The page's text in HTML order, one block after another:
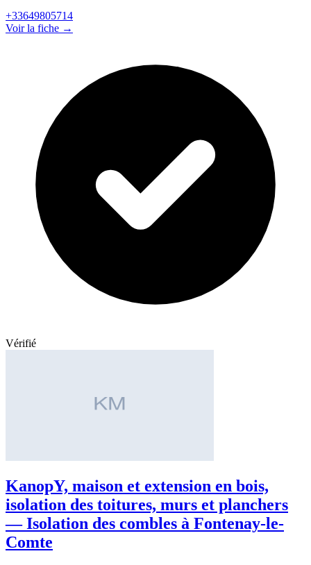
+33649805714
Voir la fiche →
Vérifié
KanopY, maison et extension en bois,
isolation des toitures, murs et planchers
— Isolation des combles à Fontenay-le-
Comte